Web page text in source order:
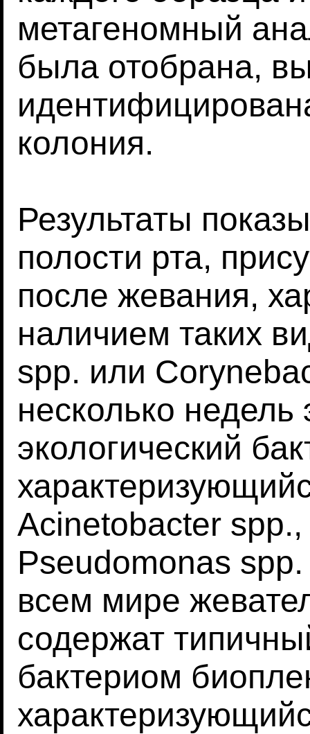
метагеномный
была отобрана,
колония.
Результаты
полости рта,
после жевания,
наличием таких
spp. или
несколько
экологический
Acinetobacter
Pseudomonas
всем мире
содержат
бактериом